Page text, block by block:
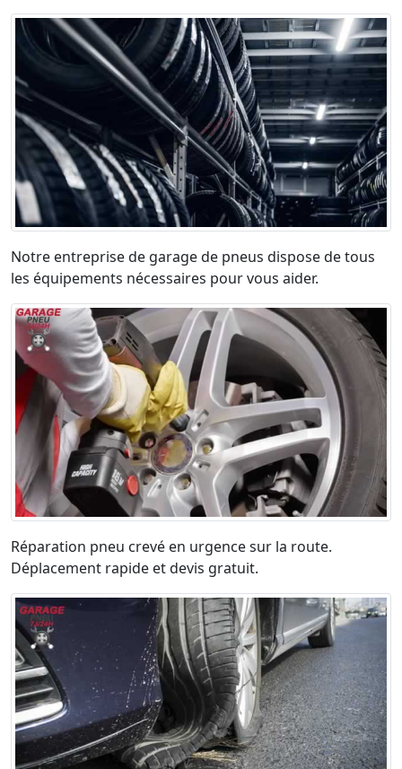
Notre entreprise de garage de pneus dispose de tous
les équipements nécessaires pour vous aider.
Réparation pneu crevé en urgence sur la route.
Déplacement rapide et devis gratuit.